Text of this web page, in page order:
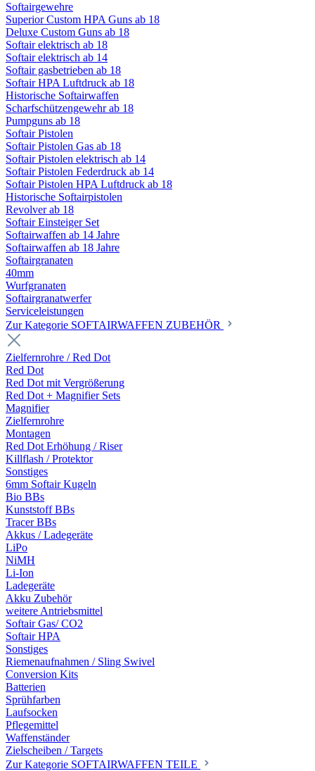
Softairgewehre
Superior Custom HPA Guns ab 18
Deluxe Custom Guns ab 18
Softair elektrisch ab 18
Softair elektrisch ab 14
Softair gasbetrieben ab 18
Softair HPA Luftdruck ab 18
Historische Softairwaffen
Scharfschützengewehr ab 18
Pumpguns ab 18
Softair Pistolen
Softair Pistolen Gas ab 18
Softair Pistolen elektrisch ab 14
Softair Pistolen Federdruck ab 14
Softair Pistolen HPA Luftdruck ab 18
Historische Softairpistolen
Revolver ab 18
Softair Einsteiger Set
Softairwaffen ab 14 Jahre
Softairwaffen ab 18 Jahre
Softairgranaten
40mm
Wurfgranaten
Softairgranatwerfer
Serviceleistungen
Zur Kategorie SOFTAIRWAFFEN ZUBEHÖR
Zielfernrohre / Red Dot
Red Dot
Red Dot mit Vergrößerung
Red Dot + Magnifier Sets
Magnifier
Zielfernrohre
Montagen
Red Dot Erhöhung / Riser
Killflash / Protektor
Sonstiges
6mm Softair Kugeln
Bio BBs
Kunststoff BBs
Tracer BBs
Akkus / Ladegeräte
LiPo
NiMH
Li-Ion
Ladegeräte
Akku Zubehör
weitere Antriebsmittel
Softair Gas/ CO2
Softair HPA
Sonstiges
Riemenaufnahmen / Sling Swivel
Conversion Kits
Batterien
Sprühfarben
Laufsocken
Pflegemittel
Waffenständer
Zielscheiben / Targets
Zur Kategorie SOFTAIRWAFFEN TEILE